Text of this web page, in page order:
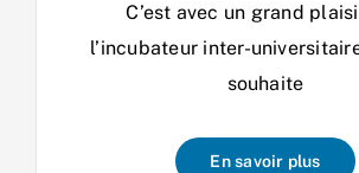
C’est avec un grand
l’incubateur inter-
souhaite
En savoir plus